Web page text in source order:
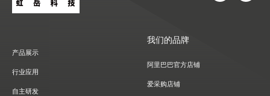
产品展示
行业应用
自主研发
我们的品牌
阿里巴巴官方店铺
爱采购店铺